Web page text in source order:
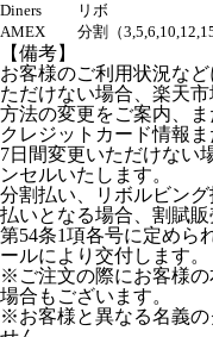
Diners
リボ
AMEX
分割（
【備考】
お客様のご利用状況な
ただけない場合、楽天
方法の変更をご案内、
クレジットカード情報
7日間変更いただけない
ンセルいたします。
分割払い、リボルビン
払いとなる場合、割賦
第54条1項各号に定めら
ールにより交付します。
※ご注文の際にお客様の
場合もございます。
※お客様と異なる名義の